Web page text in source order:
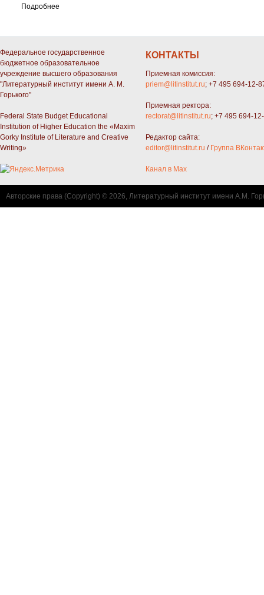
Подробнее
Федеральное государственное
бюджетное образовательное
учреждение высшего образования
"Литературный институт имени А. М.
Горького"
Federal State Budget Educational
Institution of Higher Education the «Maxim
Gorky Institute of Literature and Creative
Writing»
КОНТАКТЫ
Приемная комиссия:
priem@litinstitut.ru; +7 495 694-12-
Приемная ректора:
rectorat@litinstitut.ru; +7 495 694-
Редактор сайта:
editor@litinstitut.ru / Группа
Канал в Max
Авторские права (Copyright) © 2026, Литературный институт имени А.М.